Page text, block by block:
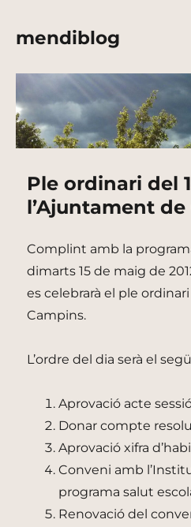
mendiblog
Ple ordinari del
l’Ajuntament
Complint amb la
dimarts 15 de maig de
es celebrarà el ple
Campins.
L’ordre del dia serà el
Aprovació acte
Donar compte
Aprovació xifra
Conveni amb
programa salut
Renovació del